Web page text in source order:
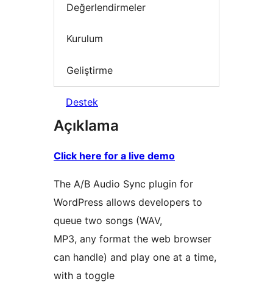
Değerlendirmeler
Kurulum
Geliştirme
Destek
Açıklama
Click here for a live demo
The A/B Audio Sync plugin for
WordPress allows developers to
queue two songs (WAV,
MP3, any format the web browser
can handle) and play one at a time,
with a toggle